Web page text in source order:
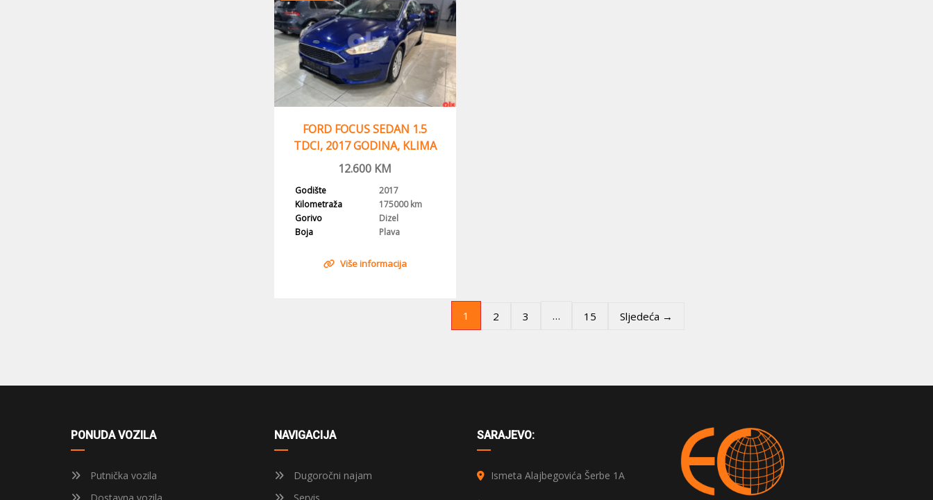
FORD FOCUS SEDAN 1.5
TDCI, 2017 GODINA, KLIMA
12.600 KM
Godište
2017
Kilometraža
175000 km
Gorivo
Dizel
Boja
Plava
Više informacija
1 2 3 … 15 Sljedeća →
PONUDA VOZILA
Putnička vozila
NAVIGACIJA
Dugoročni najam
SARAJEVO:
Ismeta Alajbegovića Šerbe 1A